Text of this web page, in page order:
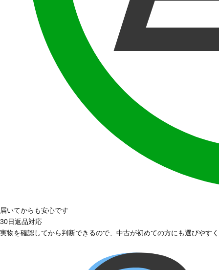
届いてからも安心です
30日返品対応
実物を確認してから判断できるので、中古が初めての方にも選びやす